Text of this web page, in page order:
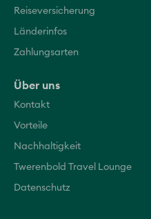
Reiseversicherung
Länderinfos
Zahlungsarten
Über uns
Kontakt
Vorteile
Nachhaltigkeit
Twerenbold Travel Lounge
Datenschutz